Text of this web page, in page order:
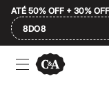
ATÉ 50% OFF + 30%
8DO8
Ofertas
Compre por